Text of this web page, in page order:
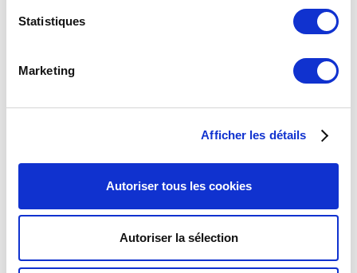
Statistiques
Marketing
Afficher les détails
Autoriser tous les cookies
Autoriser la sélection
Transformer la gestion financière de sa
PME grâce à Fuseo, véritable DAF
Loan Vo Thanh Tho
réseau de micro-crèches bilingues à Paris, a transformé la